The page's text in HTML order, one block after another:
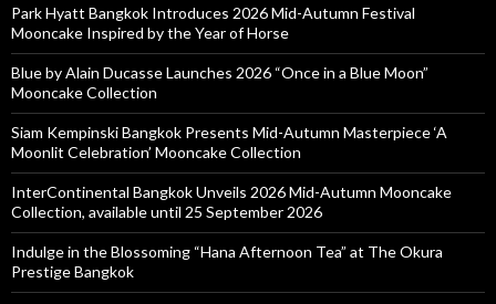
Park Hyatt Bangkok Introduces 2026 Mid-Autumn Festival
Mooncake Inspired by the Year of Horse
Blue by Alain Ducasse Launches 2026 “Once in a Blue Moon”
Mooncake Collection
Siam Kempinski Bangkok Presents Mid-Autumn Masterpiece ‘A
Moonlit Celebration’ Mooncake Collection
InterContinental Bangkok Unveils 2026 Mid-Autumn Mooncake
Collection, available until 25 September 2026
Indulge in the Blossoming “Hana Afternoon Tea” at The Okura
Prestige Bangkok